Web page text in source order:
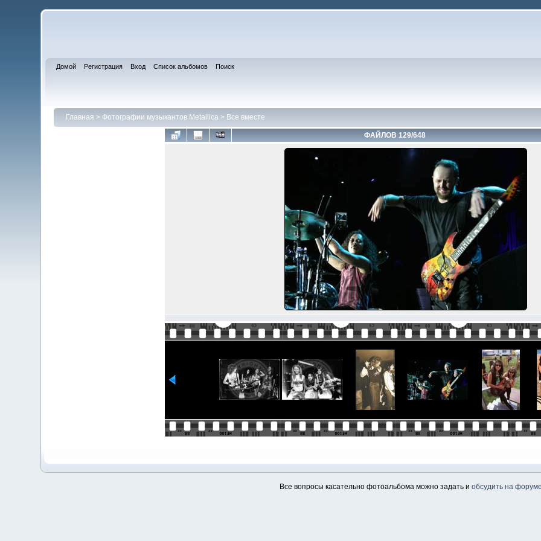
Домой Регистрация Вход Список альбомов Поиск
Главная > Фотографии музыкантов Metallica> Все вместе
ФАЙЛОВ 129/648
Все вопросы касательно фотоальбома можно задать и обсудить на